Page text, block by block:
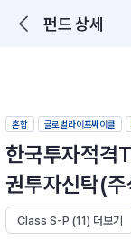
펀드 상세
혼합 글로벌라이프싸이클
한국투자적
권투자신탁(
Class S-P (11) 더보기
추천 메뉴